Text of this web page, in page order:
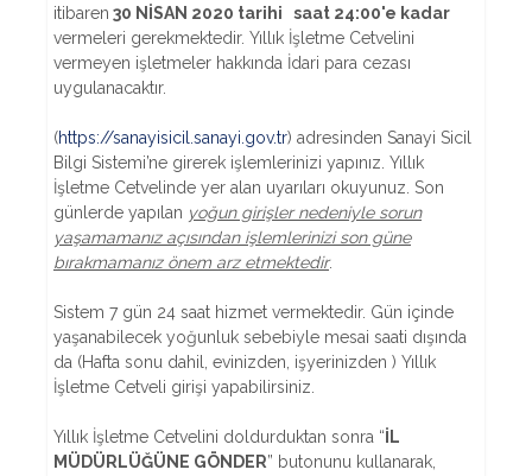
itibaren 30 NİSAN 2020 tarihi saat 24:00'e kadar
vermeleri gerekmektedir. Yıllık İşletme Cetvelini
vermeyen işletmeler hakkında İdari para cezası
uygulanacaktır.
(https://sanayisicil.sanayi.gov.tr) adresinden Sanayi Sicil
Bilgi Sistemi’ne girerek işlemlerinizi yapınız. Yıllık
İşletme Cetvelinde yer alan uyarıları okuyunuz. Son
günlerde yapılan yoğun girişler nedeniyle sorun
yaşamamanız açısından işlemlerinizi son güne
bırakmamanız önem arz etmektedir.
Sistem 7 gün 24 saat hizmet vermektedir. Gün içinde
yaşanabilecek yoğunluk sebebiyle mesai saati dışında
da (Hafta sonu dahil, evinizden, işyerinizden ) Yıllık
İşletme Cetveli girişi yapabilirsiniz.
Yıllık İşletme Cetvelini doldurduktan sonra “İL
MÜDÜRLÜĞÜNE GÖNDER” butonunu kullanarak,